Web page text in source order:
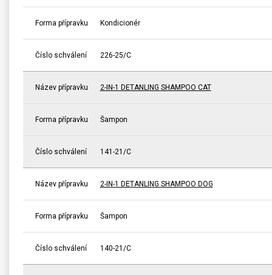
Forma přípravku Kondicionér
Číslo schválení 226-25/C
Název přípravku 2-IN-1 DETANLING SHAMPOO CAT
Forma přípravku Šampon
Číslo schválení 141-21/C
Název přípravku 2-IN-1 DETANLING SHAMPOO DOG
Forma přípravku Šampon
Číslo schválení 140-21/C